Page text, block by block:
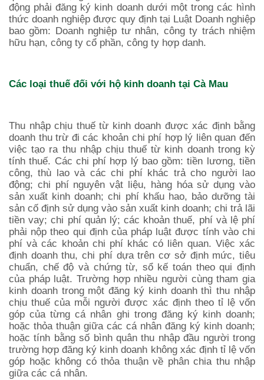
động phải đăng ký kinh doanh dưới một trong các hình
thức doanh nghiệp được quy định tại Luật Doanh nghiệp
bao gồm: Doanh nghiệp tư nhân, công ty trách nhiệm
hữu hạn, công ty cổ phần, công ty hợp danh.
Các loại thuế đối với hộ kinh doanh tại Cà Mau
Thu nhập chịu thuế từ kinh doanh được xác định bằng
doanh thu trừ đi các khoản chi phí hợp lý liên quan đến
việc tạo ra thu nhập chịu thuế từ kinh doanh trong kỳ
tính thuế. Các chi phí hợp lý bao gồm: tiền lương, tiền
công, thù lao và các chi phí khác trả cho người lao
động; chi phí nguyên vật liệu, hàng hóa sử dụng vào
sản xuất kinh doanh; chi phí khấu hao, bảo dưỡng tài
sản cố định sử dụng vào sản xuất kinh doanh; chi trả lãi
tiền vay; chi phí quản lý; các khoản thuế, phí và lệ phí
phải nộp theo qui định của pháp luật được tính vào chi
phí và các khoản chi phí khác có liên quan. Việc xác
định doanh thu, chi phí dựa trên cơ sở định mức, tiêu
chuẩn, chế độ và chứng từ, sổ kế toán theo qui định
của pháp luật. Trường hợp nhiều người cùng tham gia
kinh doanh trong một đăng ký kinh doanh thì thu nhập
chịu thuế của mỗi người được xác định theo tỉ lệ vốn
góp của từng cá nhân ghi trong đăng ký kinh doanh;
hoặc thỏa thuận giữa các cá nhân đăng ký kinh doanh;
hoặc tính bằng số bình quân thu nhập đầu người trong
trường hợp đăng ký kinh doanh không xác định tỉ lệ vốn
góp hoặc không có thỏa thuận về phân chia thu nhập
giữa các cá nhân.